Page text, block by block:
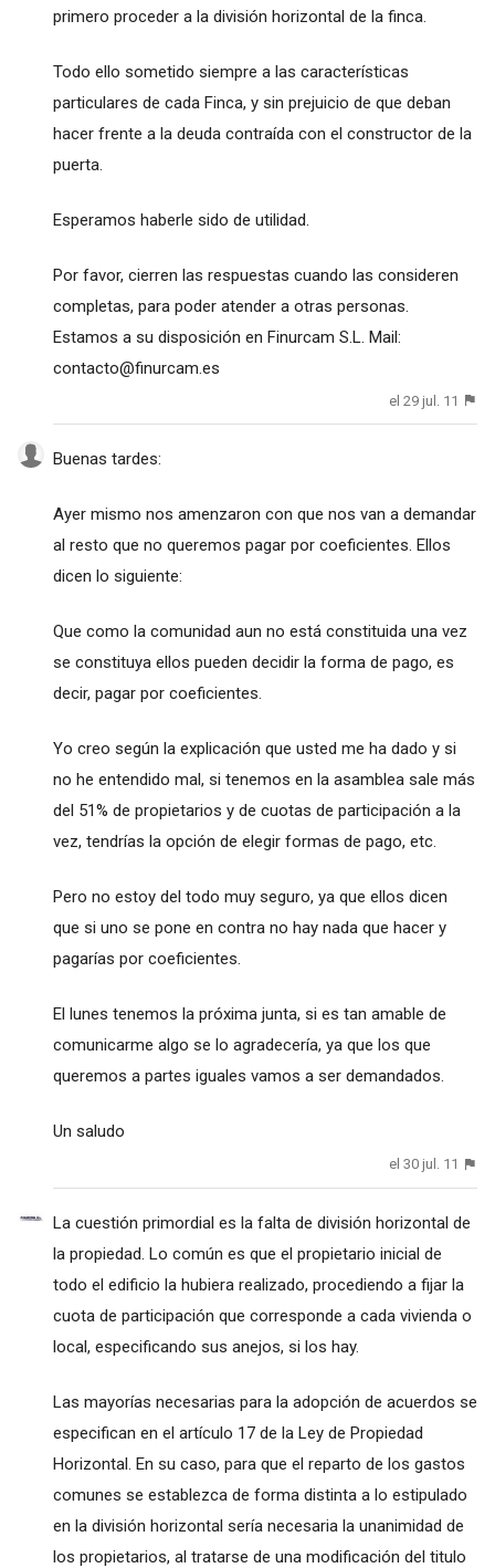
primero proceder a la división horizontal de la finca.
Todo ello sometido siempre a las características
particulares de cada Finca, y sin prejuicio de que deban
hacer frente a la deuda contraída con el constructor de la
puerta.
Esperamos haberle sido de utilidad.
Por favor, cierren las respuestas cuando las consideren
completas, para poder atender a otras personas.
Estamos a su disposición en Finurcam S.L. Mail:
contacto@finurcam.es
el 29 jul. 11
Buenas tardes:
Ayer mismo nos amenzaron con que nos van a demandar
al resto que no queremos pagar por coeficientes. Ellos
dicen lo siguiente:
Que como la comunidad aun no está constituida una vez
se constituya ellos pueden decidir la forma de pago, es
decir, pagar por coeficientes.
Yo creo según la explicación que usted me ha dado y si
no he entendido mal, si tenemos en la asamblea sale más
del 51% de propietarios y de cuotas de participación a la
vez, tendrías la opción de elegir formas de pago, etc.
Pero no estoy del todo muy seguro, ya que ellos dicen
que si uno se pone en contra no hay nada que hacer y
pagarías por coeficientes.
El lunes tenemos la próxima junta, si es tan amable de
comunicarme algo se lo agradecería, ya que los que
queremos a partes iguales vamos a ser demandados.
Un saludo
el 30 jul. 11
La cuestión primordial es la falta de división horizontal de
la propiedad. Lo común es que el propietario inicial de
todo el edificio la hubiera realizado, procediendo a fijar la
cuota de participación que corresponde a cada vivienda o
local, especificando sus anejos, si los hay.
Las mayorías necesarias para la adopción de acuerdos se
especifican en el artículo 17 de la Ley de Propiedad
Horizontal. En su caso, para que el reparto de los gastos
comunes se establezca de forma distinta a lo estipulado
en la división horizontal sería necesaria la unanimidad de
los propietarios, al tratarse de una modificación del titulo